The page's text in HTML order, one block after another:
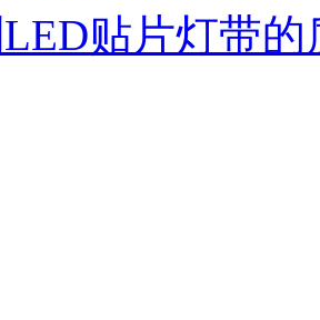
贴片灯带的